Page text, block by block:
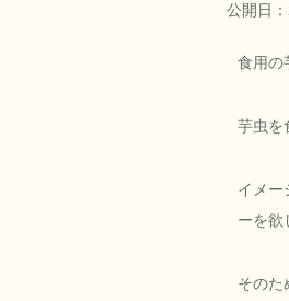
公開日：
食用の
芋虫を
イメー
ーを欲
そのた